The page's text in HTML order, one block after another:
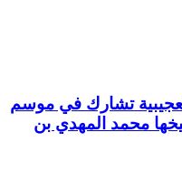
تشارك في موسم
محمد المهدي بن